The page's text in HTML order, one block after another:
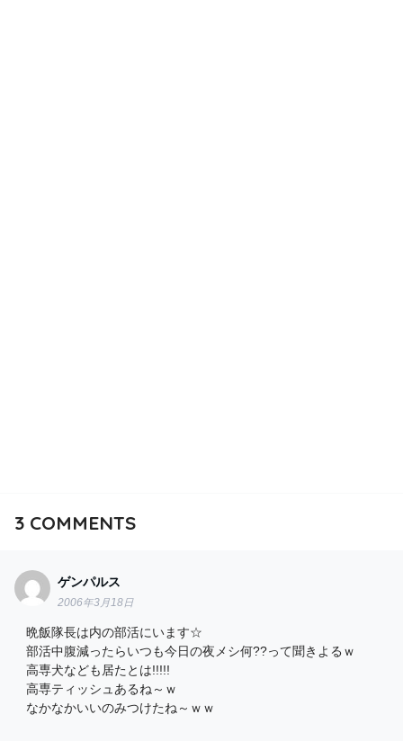
3COMMENTS
ゲンパルス
2006年3月18日
晩飯隊長は内の部活にいます☆
部活中腹減ったらいつも今日の夜メシ何??って聞きよるｗ
高専犬なども居たとは!!!!!
高専ティッシュあるね～ｗ
なかなかいいのみつけたね～ｗｗ